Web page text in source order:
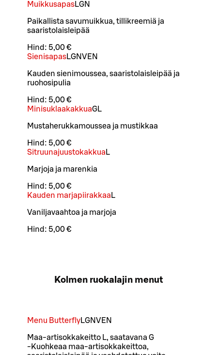
MuikkusapasLGN
Paikallista savumuikkua, tillikreemiä ja
saaristolaisleipää
Hind: 5,00 €
SienisapasLGNVEN
Kauden sienimoussea, saaristolaisleipää ja
ruohosipulia
Hind: 5,00 €
MinisuklaakakkuaGL
Mustaherukkamoussea ja mustikkaa
Hind: 5,00 €
Sitruunajuustokakkua L
Marjoja ja marenkia
Hind: 5,00 €
Kauden marjapiirakkaa L
Vaniljavaahtoa ja marjoja
Hind: 5,00 €
Kolmen ruokalajin menut
Menu ButterflyLGNVEN
Maa-artisokkakeitto L, saatavana G
-Kuohkeaa maa-artisokkakeittoa,